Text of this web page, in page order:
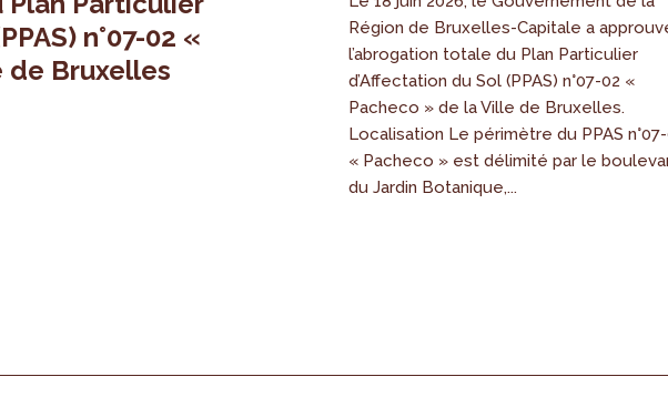
n°07-02 «
de Bruxelles
Région de Bruxelles-Capitale a
l’abrogation totale du Plan Particulier
d’Affectation du Sol (PPAS) n°07-02 «
Pacheco » de la Ville de Bruxelles.
Localisation Le périmètre du PPAS
« Pacheco » est délimité par le
du Jardin Botanique,...